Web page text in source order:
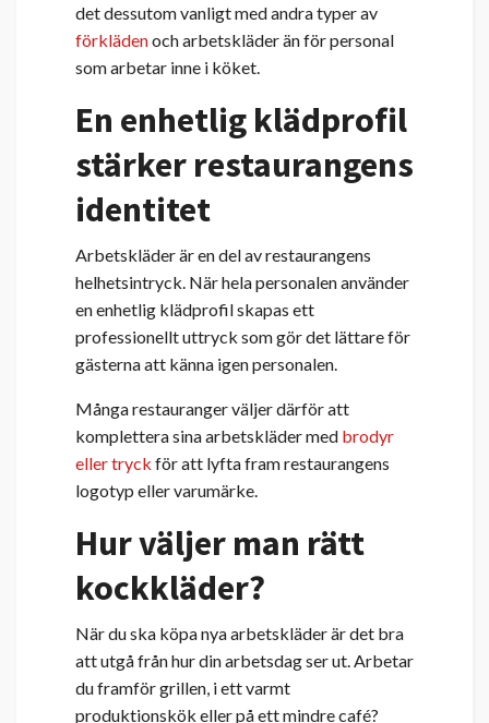
det dessutom vanligt med andra typer av
förklädenoch arbetskläder än för personal
som arbetar inne i köket.
En enhetlig klädprofil
stärker restaurangens
identitet
Arbetskläder är en del av restaurangens
helhetsintryck. När hela personalen använder
en enhetlig klädprofil skapas ett
professionellt uttryck som gör det lättare för
gästerna att känna igen personalen.
Många restauranger väljer därför att
komplettera sina arbetskläder med brodyr
eller tryck för att lyfta fram restaurangens
logotyp eller varumärke.
Hur väljer man rätt
kockkläder?
När du ska köpa nya arbetskläder är det bra
att utgå från hur din arbetsdag ser ut. Arbetar
du framför grillen, i ett varmt
produktionskök eller på ett mindre café?